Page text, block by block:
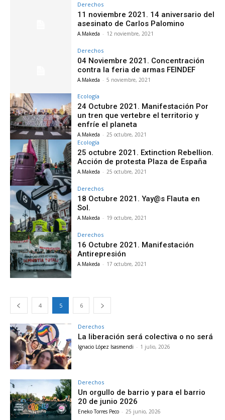
Derechos
11 noviembre 2021. 14 aniversario del
asesinato de Carlos Palomino
A.Makeda - 12 noviembre, 2021
Derechos
04 Noviembre 2021. Concentración
contra la feria de armas FEINDEF
A.Makeda - 5 noviembre, 2021
Ecología
24 Octubre 2021. Manifestación Por
un tren que vertebre el territorio y
enfríe el planeta
A.Makeda - 25 octubre, 2021
Ecología
25 octubre 2021. Extinction Rebellion.
Acción de protesta Plaza de España
A.Makeda - 25 octubre, 2021
Derechos
18 Octubre 2021. Yay@s Flauta en
Sol.
A.Makeda - 19 octubre, 2021
Derechos
16 Octubre 2021. Manifestación
Antirepresión
A.Makeda - 17 octubre, 2021
4 5 6
Derechos
La liberación será colectiva o no será
Ignacio López Isasmendi - 1 julio, 2026
Derechos
Un orgullo de barrio y para el barrio
20 de junio 2026
Eneko Torres Peco - 25 junio, 2026